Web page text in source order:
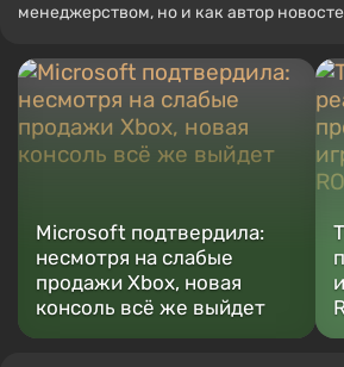
менеджерством, но и как автор
Microsoft подтвердила:
несмотря на слабые
продажи Xbox, новая
консоль всё же выйдет